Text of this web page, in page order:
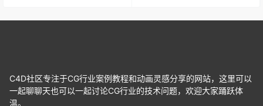
C4D社区专注于CG行业案例教程和动画灵感分享的网站，这里可以
一起聊聊天也可以一起讨论CG行业的技术问题，欢迎大家踊跃体
温。